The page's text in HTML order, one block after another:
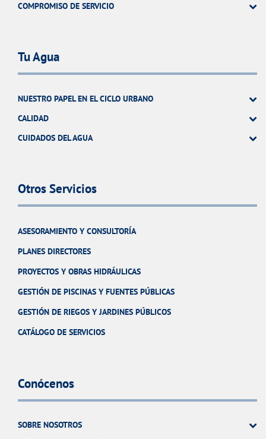
COMPROMISO DE SERVICIO
Tu Agua
NUESTRO PAPEL EN EL CICLO URBANO
CALIDAD
CUIDADOS DEL AGUA
Otros Servicios
ASESORAMIENTO Y CONSULTORÍA
PLANES DIRECTORES
PROYECTOS Y OBRAS HIDRÁULICAS
GESTIÓN DE PISCINAS Y FUENTES PÚBLICAS
GESTIÓN DE RIEGOS Y JARDINES PÚBLICOS
CATÁLOGO DE SERVICIOS
Conócenos
SOBRE NOSOTROS